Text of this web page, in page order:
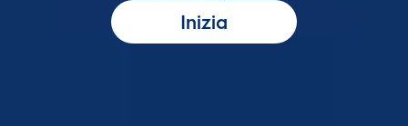
Inizia